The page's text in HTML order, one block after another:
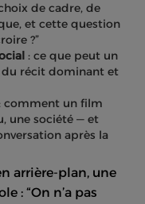
de cadre, de
et cette question
?”
: ce que peut un
récit dominant et
comment un film
une société — et
après la
arrière-plan, une
: “On n’a pas